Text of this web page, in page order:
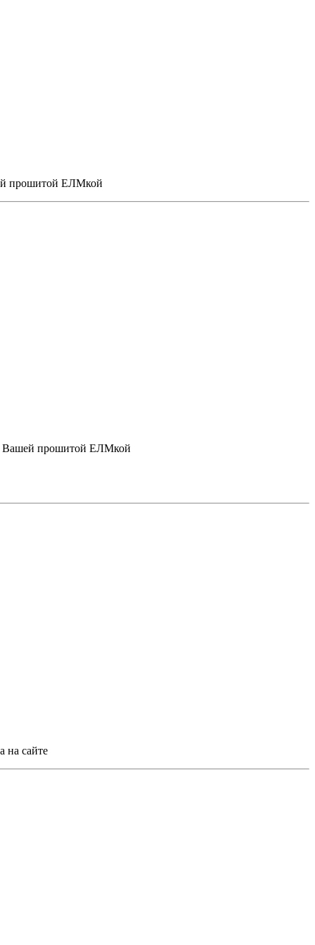
прошитой ЕЛМкой
Вашей прошитой ЕЛМкой
сайте